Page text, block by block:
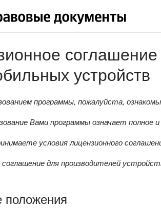
устройств
программы, пожалуйста,
Вами программы означает полное
условия лицензионного
соглашение для производителей